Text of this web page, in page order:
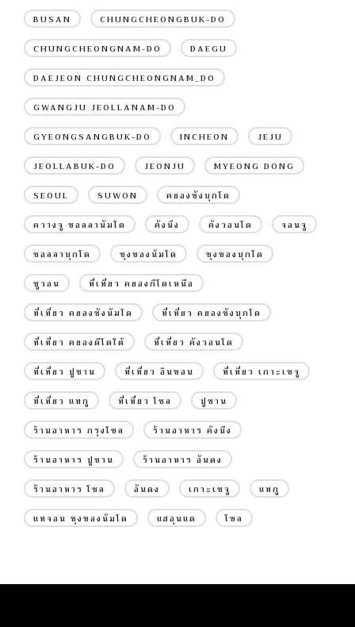
BUSAN CHUNGCHEONGBUK-DO
CHUNGCHEONGNAM-DO DAEGU
DAEJEON CHUNGCHEONGNAM_DO
GWANGJU JEOLLANAM-DO
GYEONGSANGBUK-DO INCHEON JEJU
JEOLLABUK-DO JEONJU MYEONG DONG
SEOUL SUWON คยองซังบุกโด
ควางจู ชอลลานัมโด คังนึง คังวอนโด จอนจู
ชอลลาบุกโด ชุงชองนัมโด ชุงชองบุกโด
ซูวอน ที่เที่ยว คยองกีโดเหนือ
ที่เที่ยว คยองซังนัมโด ที่เที่ยว คยองซังบุกโด
ที่เที่ยว คยองดีโดใต้ ที่เที่ยว คังวอนโด
ที่เที่ยว ปูซาน ที่เที่ยว อินชอน ที่เที่ยว เกาะเชจู
ที่เที่ยว แทกู ที่เที่ยว โซล ปูซาน
ร้านอาหาร กรุงโซล ร้านอาหาร คังนึง
ร้านอาหาร ปูซาน ร้านอาหาร อันดง
ร้านอาหาร โซล อันดง เกาะเชจู แทกู
แทจอน ชุงชองนัมโด แฮอุนแด โซล